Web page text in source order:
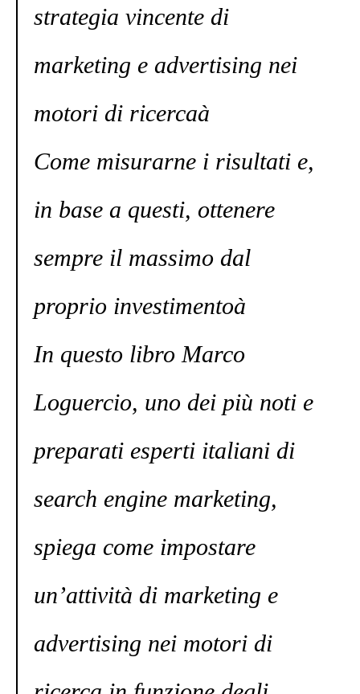
strategia vincente di
marketing e advertising nei
motori di ricercaà
Come misurarne i risultati e,
in base a questi, ottenere
sempre il massimo dal
proprio investimentoà
In questo libro Marco
Loguercio, uno dei più noti e
preparati esperti italiani di
search engine marketing,
spiega come impostare
un’attività di marketing e
advertising nei motori di